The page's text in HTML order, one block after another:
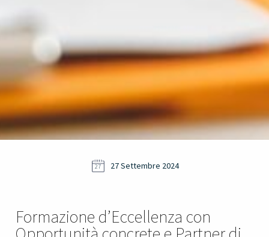
27 27 Settembre 2024
Formazione d’Eccellenza con